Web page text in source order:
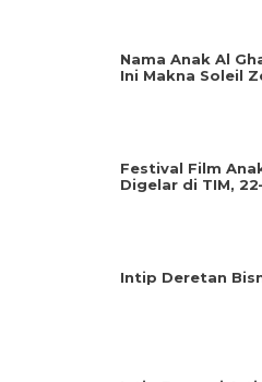
Nama Anak Al
Ini Makna Soleil
Festival Film
Digelar di TIM,
Intip Deretan